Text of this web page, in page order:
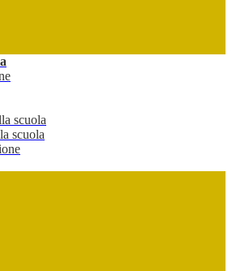
scuola
scuola